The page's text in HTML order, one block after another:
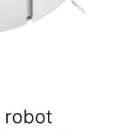
robot